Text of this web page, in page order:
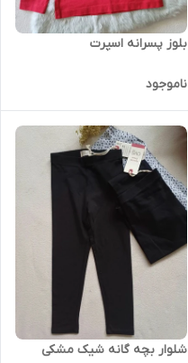
بلوز پسرانه اسپرت
ناموجود
شلوار بچه گانه شیک مشکی